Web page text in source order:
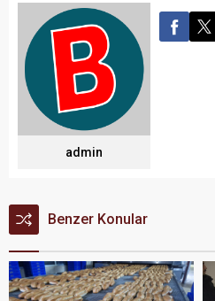
admin
Benzer Konular